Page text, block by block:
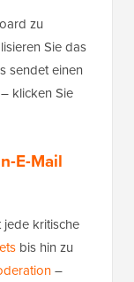
zu
Sie das
sendet einen
klicken Sie
E-Mail
kritische
bis hin zu
–